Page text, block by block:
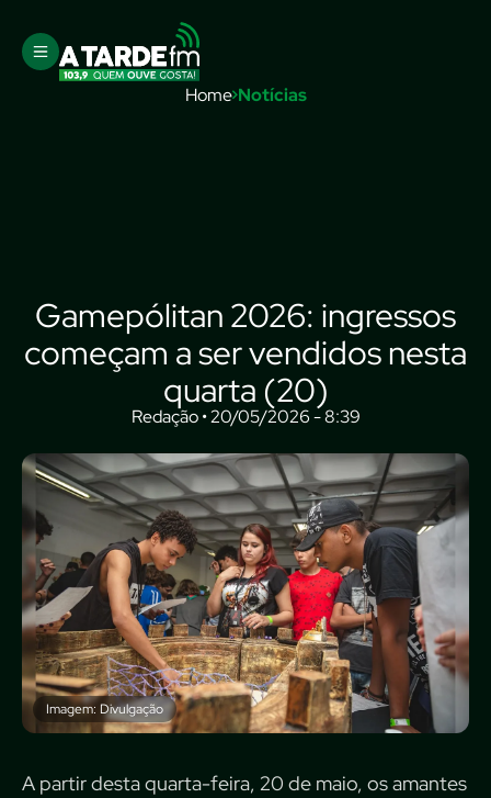
Home Notícias
Gamepólitan 2026: ingressos
começam a ser vendidos nesta
quarta (20)
Redação • 20/05/2026 - 8:39
Imagem: Divulgação
A partir desta quarta-feira, 20 de maio, os amantes